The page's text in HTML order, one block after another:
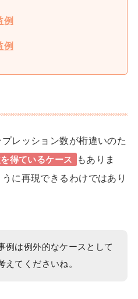
例
例
レッション数が桁違いのた
得ているケース
もありま
に再現できるわけではあり
例は例外的なケースとして
えてくださいね。